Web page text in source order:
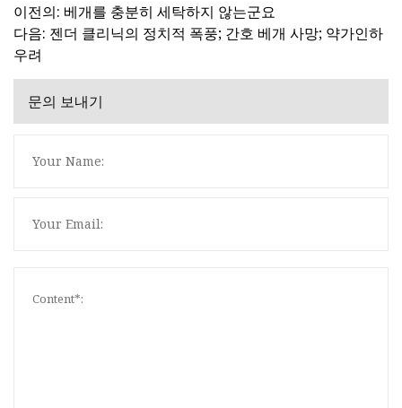
이전의: 베개를 충분히 세탁하지 않는군요
다음: 젠더 클리닉의 정치적 폭풍; 간호 베개 사망; 약가인하
우려
문의 보내기